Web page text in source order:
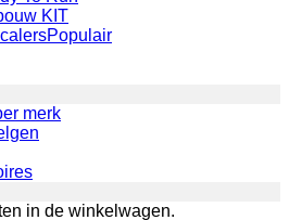
in de winkelwagen.
KIT
merk